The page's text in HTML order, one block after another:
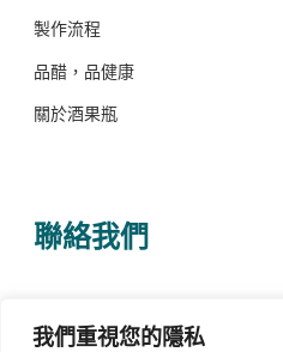
我們重視您的隱私
製作流程
品醋，品健康
關於酒果瓶
聯絡我們